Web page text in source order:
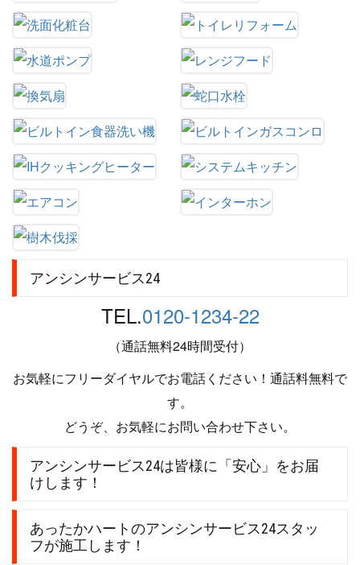
アンシンサービス24
TEL.0120-1234-22
（通話無料24時間受付）
お気軽にフリーダイヤルでお電話ください！通話料無料で
す。
どうぞ、お気軽にお問い合わせ下さい。
アンシンサービス24は皆様に「安心」をお届
けします！
あったかハートのアンシンサービス24スタッ
フが施工します！